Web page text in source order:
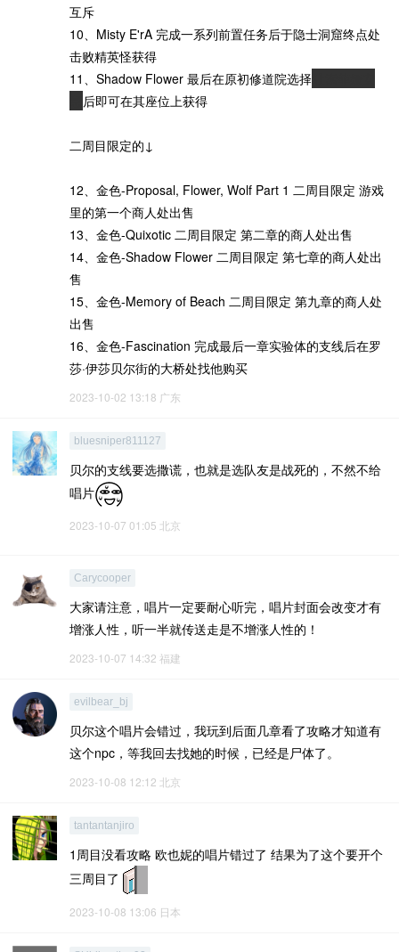
互斥
10、Misty E'rA 完成一系列前置任务后于隐士洞窟终点处
击败精英怪获得
11、Shadow Flower 最后在原初修道院选择
后即可在其座位上获得
二周目限定的↓
12、金色-Proposal, Flower, Wolf Part 1 二周目限定 游戏
里的第一个商人处出售
13、金色-Quixotic 二周目限定 第二章的商人处出售
14、金色-Shadow Flower 二周目限定 第七章的商人处出
售
15、金色-Memory of Beach 二周目限定 第九章的商人处
出售
16、金色-Fascination 完成最后一章实验体的支线后在罗
莎·伊莎贝尔街的大桥处找他购买
2023-10-02 13:18 广东
bluesniper811127
贝尔的支线要选撒谎，也就是选队友是战死的，不然不给
唱片
2023-10-07 01:05 北京
Carycooper
大家请注意，唱片一定要耐心听完，唱片封面会改变才有
增涨人性，听一半就传送走是不增涨人性的！
2023-10-07 14:32 福建
evilbear_bj
贝尔这个唱片会错过，我玩到后面几章看了攻略才知道有
这个npc，等我回去找她的时候，已经是尸体了。
2023-10-08 12:12 北京
tantantanjiro
1周目没看攻略 欧也妮的唱片错过了 结果为了这个要开个
三周目了
2023-10-08 13:06 日本